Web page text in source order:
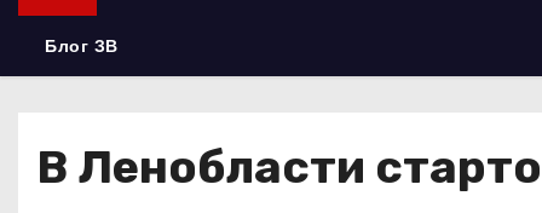
р
Блог ЗВ
В Ленобласти